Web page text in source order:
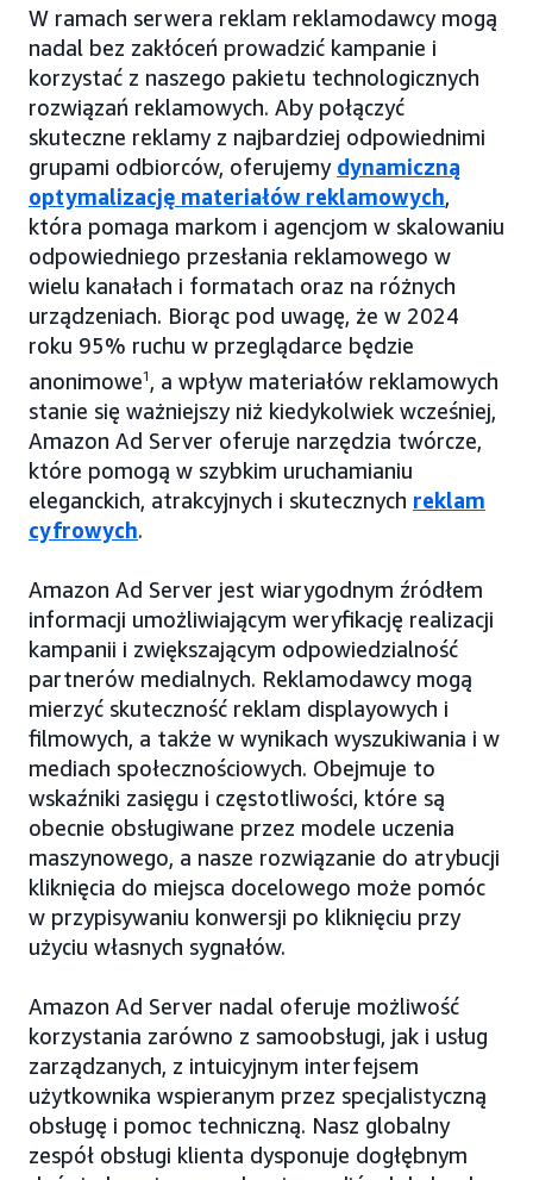
W ramach serwera reklam reklamodawcy mogą
nadal bez zakłóceń prowadzić kampanie i
korzystać z naszego pakietu technologicznych
rozwiązań reklamowych. Aby połączyć
skuteczne reklamy z najbardziej odpowiednimi
grupami odbiorców, oferujemy dynamiczną
optymalizację materiałów reklamowych,
która pomaga markom i agencjom w skalowaniu
odpowiedniego przesłania reklamowego w
wielu kanałach i formatach oraz na różnych
urządzeniach. Biorąc pod uwagę, że w 2024
roku 95% ruchu w przeglądarce będzie
anonimowe1 , a wpływ materiałów reklamowych
stanie się ważniejszy niż kiedykolwiek wcześniej,
Amazon Ad Server oferuje narzędzia twórcze,
które pomogą w szybkim uruchamianiu
eleganckich, atrakcyjnych i skutecznych reklam
cyfrowych.
Amazon Ad Server jest wiarygodnym źródłem
informacji umożliwiającym weryfikację realizacji
kampanii i zwiększającym odpowiedzialność
partnerów medialnych. Reklamodawcy mogą
mierzyć skuteczność reklam displayowych i
filmowych, a także w wynikach wyszukiwania i w
mediach społecznościowych. Obejmuje to
wskaźniki zasięgu i częstotliwości, które są
obecnie obsługiwane przez modele uczenia
maszynowego, a nasze rozwiązanie do atrybucji
kliknięcia do miejsca docelowego może pomóc
w przypisywaniu konwersji po kliknięciu przy
użyciu własnych sygnałów.
Amazon Ad Server nadal oferuje możliwość
korzystania zarówno z samoobsługi, jak i usług
zarządzanych, z intuicyjnym interfejsem
użytkownika wspieranym przez specjalistyczną
obsługę i pomoc techniczną. Nasz globalny
zespół obsługi klienta dysponuje dogłębnym